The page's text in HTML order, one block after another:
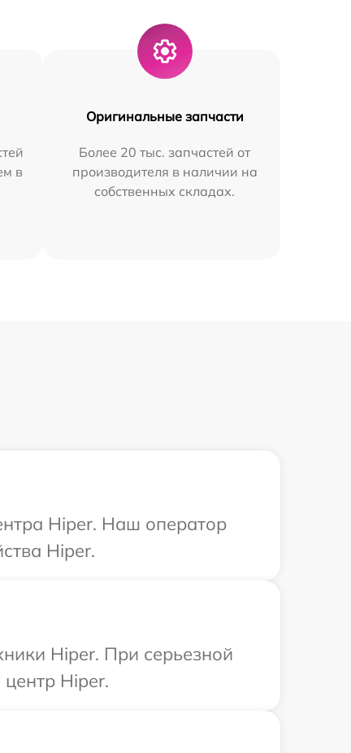
в
Оригинальные запчасти
Более 20 тыс. запчастей от
производителя в наличии на
собственных складах.
Hiper. Наш оператор
Hiper.
Hiper. При серьезной
Hiper.